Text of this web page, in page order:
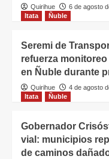
Quirihue 6 de agosto
Itata
Ñuble
Seremi de
refuerza
en Ñuble durante
Quirihue 4 de agosto
Itata
Ñuble
Gobernador
vial: municipios
de caminos